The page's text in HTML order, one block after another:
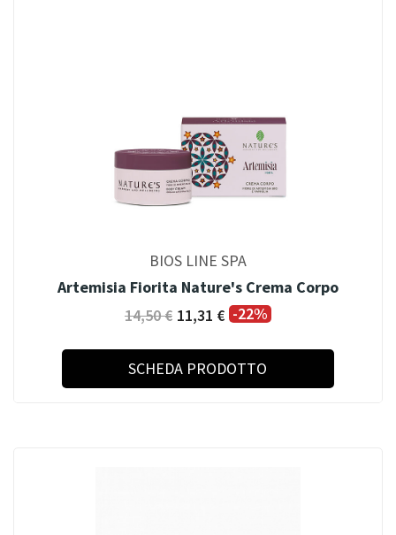
BIOS LINE SPA
Artemisia Fiorita Nature's Crema Corpo
14,50 € 11,31 € -22%
SCHEDA PRODOTTO